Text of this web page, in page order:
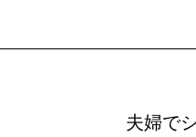
夫婦で